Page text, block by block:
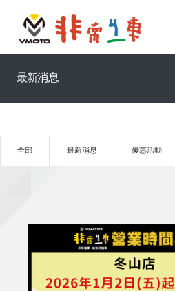
最新消息
全部 最新消息 優惠活動